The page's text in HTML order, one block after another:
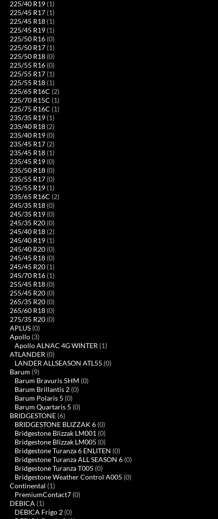
225/40 R19 (1)
225/45 R17 (1)
225/45 R18 (1)
225/45 R19 (1)
225/50 R16 (0)
225/50 R17 (1)
225/50 R18 (0)
225/55 R16 (0)
225/55 R17 (1)
225/55 R18 (1)
225/65 R16C (2)
225/70 R15C (1)
225/75 R16C (1)
235/35 R19 (1)
235/40 R18 (2)
235/40 R19 (0)
235/45 R17 (2)
235/45 R18 (1)
235/45 R19 (0)
235/50 R18 (0)
235/55 R17 (0)
235/55 R19 (1)
235/65 R16C (2)
245/35 R18 (0)
245/35 R19 (0)
245/35 R20 (0)
245/40 R18 (2)
245/40 R19 (1)
245/40 R20 (0)
245/45 R18 (0)
245/45 R20 (1)
245/70 R16 (1)
255/45 R18 (0)
255/45 R20 (0)
265/35 R20 (0)
265/60 R18 (0)
275/35 R20 (0)
APLUS (0)
Apollo (3)
Apollo ALNAC 4G WINTER (1)
ATLANDER (0)
LANDER ALLSEASON ATL55 (0)
Barum (9)
Barum Bravuris 5HM (0)
Barum Brillantis 2 (0)
Barum Polaris 5 (0)
Barum Quartaris 5 (0)
BRIDGESTONE (6)
BRIDGESTONE BLIZZAK 6 (0)
Bridgestone Blizzak LM001 (0)
Bridgestone Blizzak LM005 (0)
Bridgestone Turanza 6 ENLITEN (0)
Bridgestone Turanza ALL SEASON 6 (0)
Bridgestone Turanza T005 (0)
Bridgestone Weather Control A005 (0)
Continental (1)
PremiumContact7 (0)
DEBICA (1)
DEBICA Frigo 2 (0)